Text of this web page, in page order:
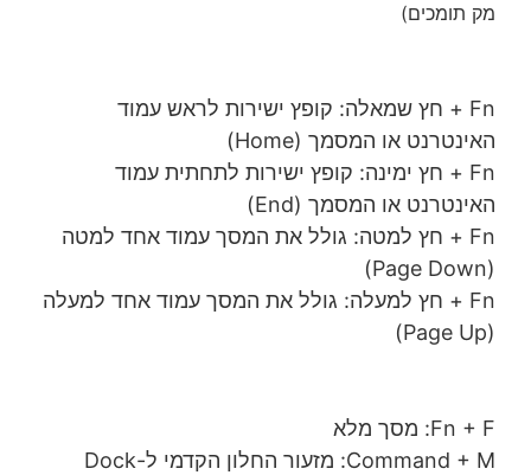
מק תומכים)
Fn + חץ שמאלה: קופץ ישירות לראש עמוד
האינטרנט או המסמך (Home)
Fn + חץ ימינה: קופץ ישירות לתחתית עמוד
האינטרנט או המסמך (End)
Fn + חץ למטה: גולל את המסך עמוד אחד למטה
(Page Down)
Fn + חץ למעלה: גולל את המסך עמוד אחד למעלה
(Page Up)
Fn + F: מסך מלא
Command + M: מזעור החלון הקדמי ל-Dock